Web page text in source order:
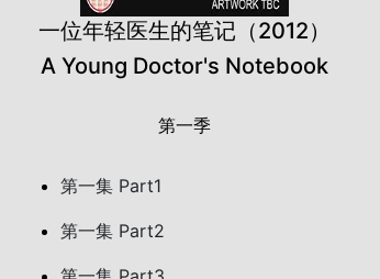
一位年轻医生的笔记（2012）
A Young Doctor's Notebook
第一季
第一集 Part1
第一集 Part2